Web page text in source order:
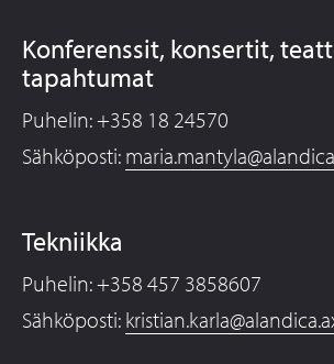
Konferenssit, konsertit,
tapahtumat
Puhelin: +358 18 24570
Sähköposti:
Tekniikka
Puhelin: +358 457 3858607
Sähköposti: